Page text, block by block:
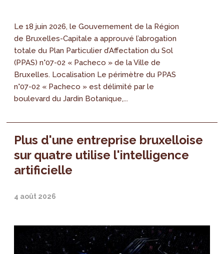
Le 18 juin 2026, le Gouvernement de la Région
de Bruxelles-Capitale a approuvé l’abrogation
totale du Plan Particulier d’Affectation du Sol
(PPAS) n°07-02 « Pacheco » de la Ville de
Bruxelles. Localisation Le périmètre du PPAS
n°07-02 « Pacheco » est délimité par le
boulevard du Jardin Botanique,...
Plus d'une entreprise bruxelloise
sur quatre utilise l'intelligence
artificielle
4 août 2026